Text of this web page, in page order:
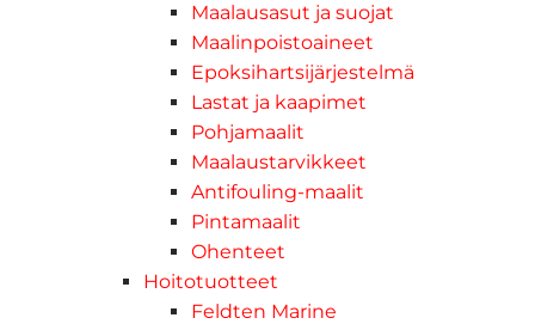
Maalausasut ja suojat
Maalinpoistoaineet
Epoksihartsijärjestelmä
Lastat ja kaapimet
Pohjamaalit
Maalaustarvikkeet
Antifouling-maalit
Pintamaalit
Ohenteet
Hoitotuotteet
Feldten Marine